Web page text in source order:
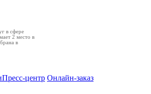
в сфере
2 место в
в
Пресс-центр Онлайн-заказ